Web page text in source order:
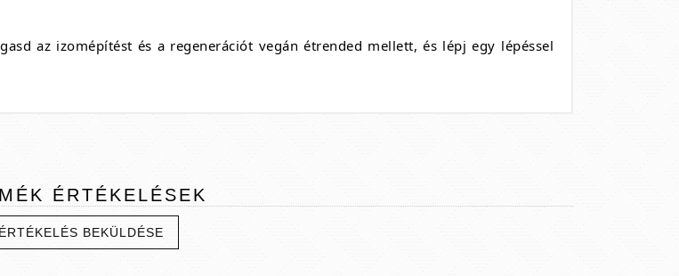
az izomépítést és a regenerációt vegán étrended mellett, és lépj egy lépéssel
ÉRTÉKELÉSEK
ÉRTÉKELÉS BEKÜLDÉSE